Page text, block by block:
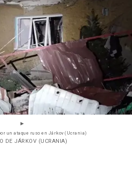
un ataque ruso en Járkov (Ucrania)
DE JÁRKOV (UCRANIA)